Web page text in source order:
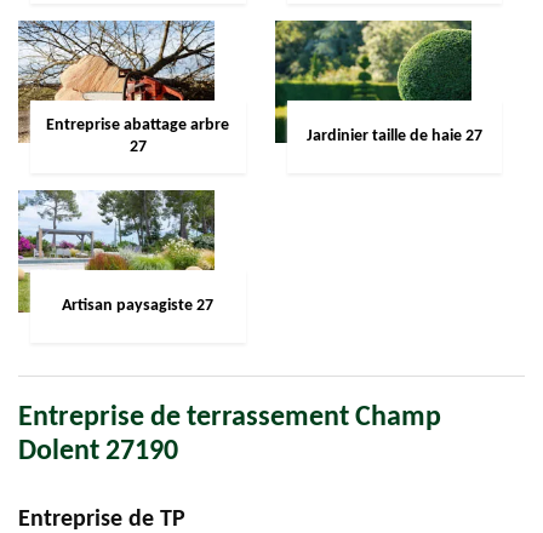
Entreprise abattage arbre
27
Jardinier taille de haie 27
Artisan paysagiste 27
Entreprise de terrassement Champ
Dolent 27190
Entreprise de TP